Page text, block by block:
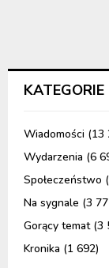
KATEGORIE
Wiadomości (13
Wydarzenia (6
Społeczeństwo
Na sygnale (3
Gorący temat(3
Kronika (1 692)